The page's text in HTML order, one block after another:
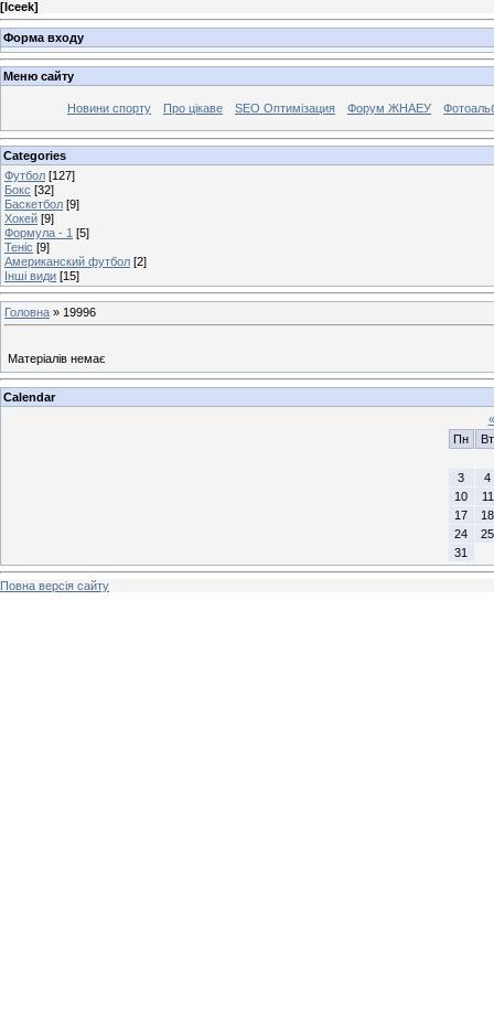
[Iceek]
Форма входу
Меню сайту
Новини спорту Про цікаве SEO Оптимізация Форум ЖНАЕУ
Categories
Футбол [127]
Бокс [32]
Баскетбол [9]
Хокей [9]
Формула - 1 [5]
Теніс [9]
Американский футбол [2]
Інші види [15]
Головна » 19996
Матеріалів немає
Calendar
«
Пн
Вт
3
4
10
11
17
18
24
25
31
Повна версія сайту